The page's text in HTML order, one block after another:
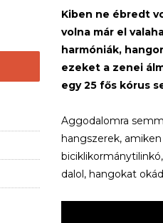
Kiben ne ébredt
volna már el
harmóniák,
ezeket a zenei
egy 25 fős kórus
Aggodalomra
hangszerek,
dalol, hangokat